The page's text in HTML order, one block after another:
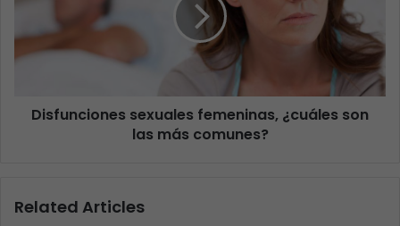
Disfunciones sexuales femeninas, ¿cuáles son
las más comunes?
Related Articles